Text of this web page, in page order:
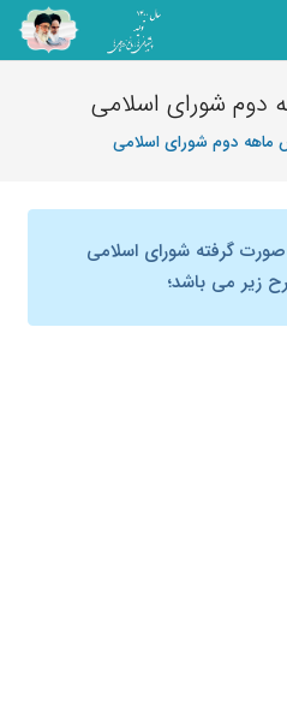
شورای اسلامی
دوم شورای اسلامی
گرفته شورای اسلامی
زیر می باشد؛